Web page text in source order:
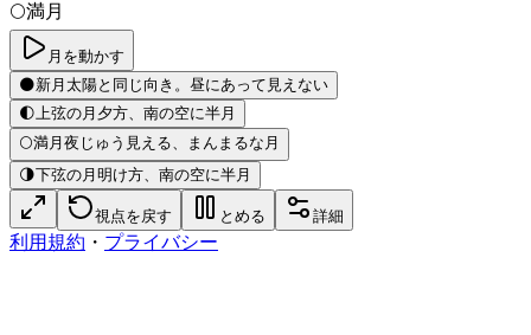
🌕満月
月を動かす
🌑新月 太陽と同じ向き。昼にあって見えない
🌓上弦の月 夕方、南の空に半月
🌕満月 夜じゅう見える、まんまるな月
🌗下弦の月 明け方、南の空に半月
視点を戻す とめる 詳細
利用規約 ・ プライバシー